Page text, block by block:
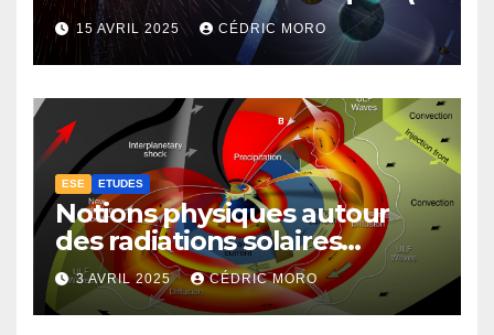
4-3-1)
15 AVRIL 2025 CÉDRIC MORO
ESE ETUDES
Notions physiques autour
des radiations solaires
extrêmes (1-4-1)
3 AVRIL 2025 CÉDRIC MORO